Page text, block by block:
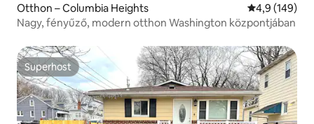
Otthon – Columbia Heights Átlagos
4,9 (149)
Nagy, fényűző, modern otthon Washington központjában
Superhost
Superhost